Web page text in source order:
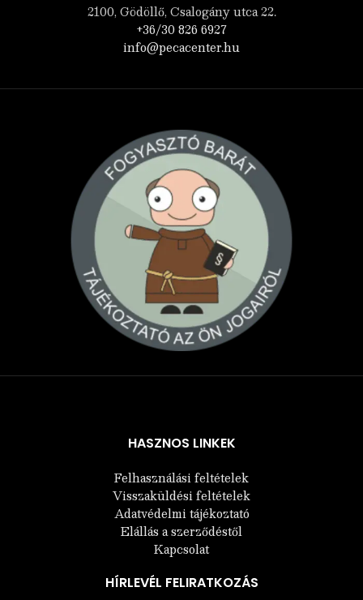
2100, Gödöllő, Csalogány utca 22.
+36/30 826 6927
info@pecacenter.hu
HASZNOS LINKEK
Felhasználási feltételek
Visszaküldési feltételek
Adatvédelmi tájékoztató
Elállás a szerződéstől
Kapcsolat
HÍRLEVÉL FELIRATKOZÁS